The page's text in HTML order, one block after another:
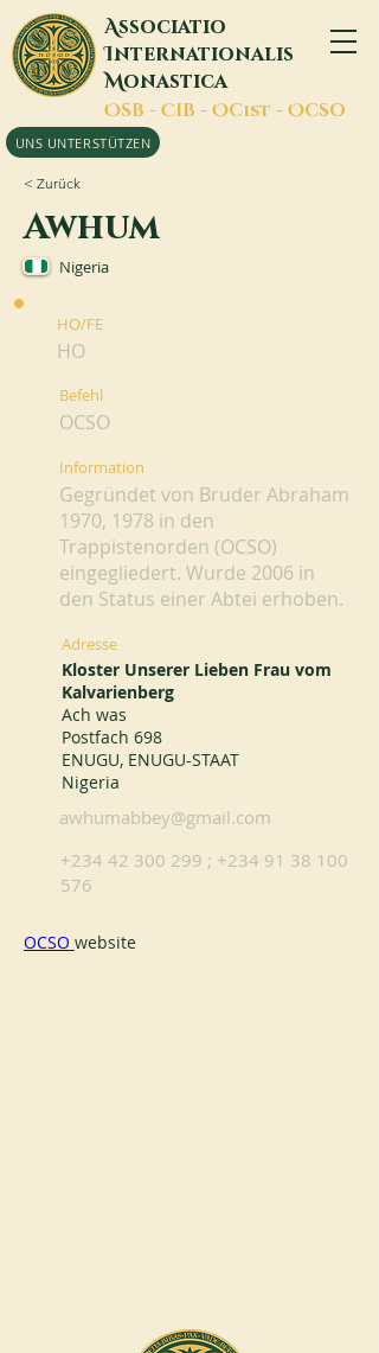
Associatio
Internationalis
Monastica
OSB - CIB - OCist - OCSO
UNS UNTERSTÜTZEN
< Zurück
Awhum
Nigeria
HO/FE
HO
Befehl
OCSO
Information
Gegründet von Bruder Abraham
1970, 1978 in den
Trappistenorden (OCSO)
eingegliedert. Wurde 2006 in
den Status einer Abtei erhoben.
Adresse
Kloster Unserer Lieben Frau vom
Kalvarienberg
Ach was
Postfach 698
ENUGU, ENUGU-STAAT
Nigeria
awhumabbey@gmail.com
+234 42 300 299 ; +234 91 38 100
576
OCSO website